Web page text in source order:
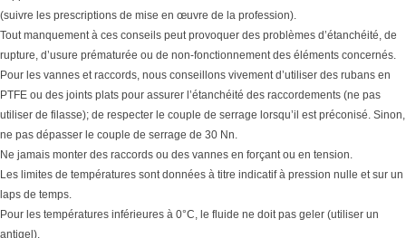
(suivre les prescriptions de mise en œuvre de la profession).
Tout manquement à ces conseils peut provoquer des problèmes d’étanchéité, de
rupture, d’usure prématurée ou de non-fonctionnement des éléments concernés.
Pour les vannes et raccords, nous conseillons vivement d’utiliser des rubans en
PTFE ou des joints plats pour assurer l’étanchéité des raccordements (ne pas
utiliser de filasse); de respecter le couple de serrage lorsqu’il est préconisé. Sinon,
ne pas dépasser le couple de serrage de 30 Nn.
Ne jamais monter des raccords ou des vannes en forçant ou en tension.
Les limites de températures sont données à titre indicatif à pression nulle et sur un
laps de temps.
Pour les températures inférieures à 0°C, le fluide ne doit pas geler (utiliser un
antigel).